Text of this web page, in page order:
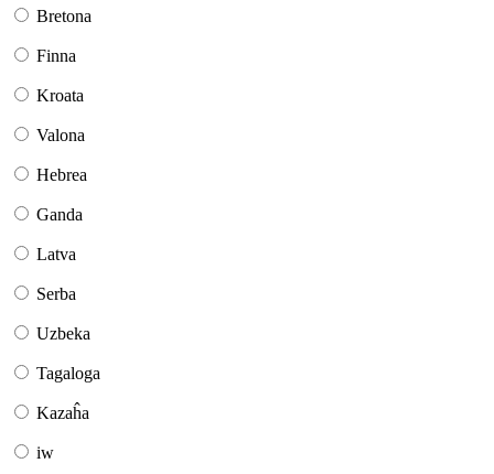
Bretona
Finna
Kroata
Valona
Hebrea
Ganda
Latva
Serba
Uzbeka
Tagaloga
Kazaĥa
iw